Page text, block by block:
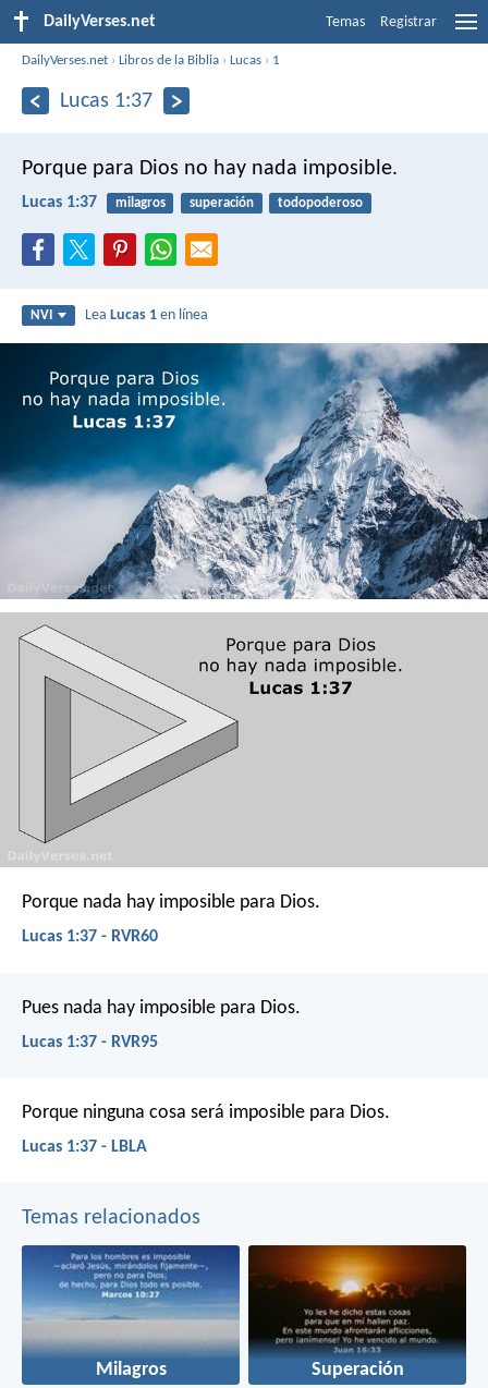
DailyVerses.net Temas Registrar
DailyVerses.net ›Libros de la Biblia ›Lucas › 1
Lucas 1:37
Porque para Dios no hay nada imposible.
Lucas 1:37 milagros superación todopoderoso
NVI LeaLucas 1 en línea
Porque nada hay imposible para Dios.
Lucas 1:37 - RVR60
Pues nada hay imposible para Dios.
Lucas 1:37 - RVR95
Porque ninguna cosa será imposible para Dios.
Lucas 1:37 - LBLA
Temas relacionados
Milagros Superación